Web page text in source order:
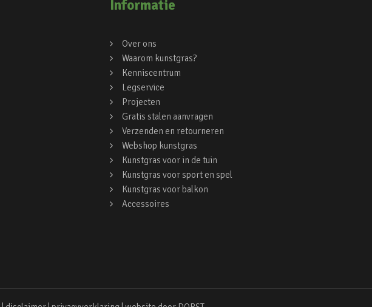
Informatie
Over ons
Waarom kunstgras?
Kenniscentrum
Legservice
Projecten
Gratis stalen aanvragen
Verzenden en retourneren
Webshop kunstgras
Kunstgras voor in de tuin
Kunstgras voor sport en spel
Kunstgras voor balkon
Accessoires